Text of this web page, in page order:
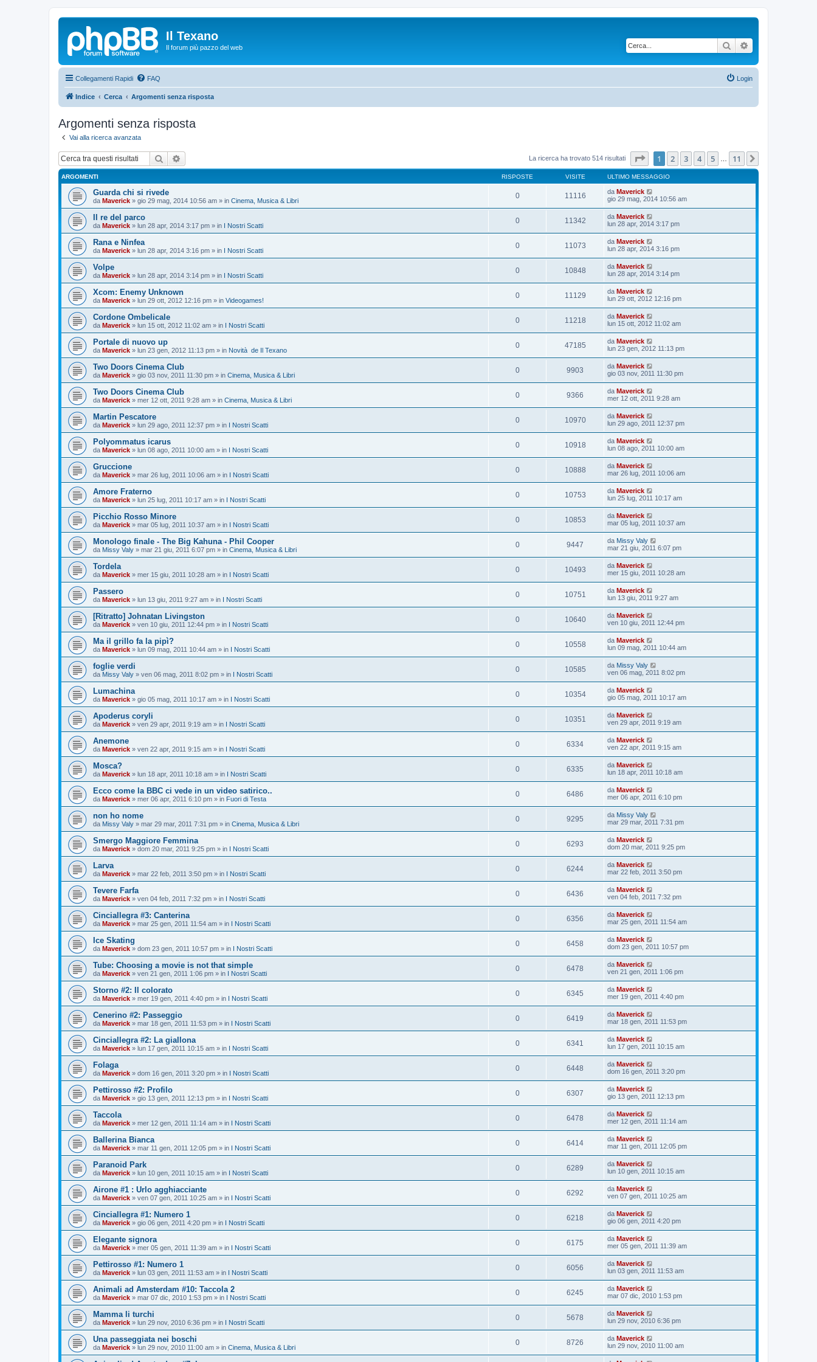
Il Texano
Il forum più pazzo del web Cerca
Collegamenti Rapidi FAQ Login
Indice Cerca Argomenti senza risposta
Argomenti senza risposta
Vai alla ricerca avanzata
Cerca La ricerca ha trovato 514 risultati Pagina1 di
1 2 3 4 5 11
ARGOMENTI RISPOSTE VISITE ULTIMO MESSAGGIO
Guarda chi si rivede
da Maverick » gio 29 mag, 2014 10:56 am » in Cinema, Musica & Libri
0 11116 da Maverick
gio 29 mag, 2014 10:56 am
Il re del parco
da Maverick » lun 28 apr, 2014 3:17 pm » in I Nostri Scatti
0 11342 da Maverick
lun 28 apr, 2014 3:17 pm
Rana e Ninfea
da Maverick » lun 28 apr, 2014 3:16 pm » in I Nostri Scatti
0 11073 da Maverick
lun 28 apr, 2014 3:16 pm
Volpe
da Maverick » lun 28 apr, 2014 3:14 pm » in I Nostri Scatti
0 10848 da Maverick
lun 28 apr, 2014 3:14 pm
Xcom: Enemy Unknown
da Maverick » lun 29 ott, 2012 12:16 pm » in Videogames!
0 11129 da Maverick
lun 29 ott, 2012 12:16 pm
Cordone Ombelicale
da Maverick » lun 15 ott, 2012 11:02 am » in I Nostri Scatti
0 11218 da Maverick
lun 15 ott, 2012 11:02 am
Portale di nuovo up
da Maverick » lun 23 gen, 2012 11:13 pm » in Novità de Il Texano
0 47185 da Maverick
lun 23 gen, 2012 11:13 pm
Two Doors Cinema Club
da Maverick » gio 03 nov, 2011 11:30 pm » in Cinema, Musica & Libri
0 9903 da Maverick
gio 03 nov, 2011 11:30 pm
Two Doors Cinema Club
da Maverick » mer 12 ott, 2011 9:28 am » in Cinema, Musica & Libri
0 9366 da Maverick
mer 12 ott, 2011 9:28 am
Martin Pescatore
da Maverick » lun 29 ago, 2011 12:37 pm » in I Nostri Scatti
0 10970 da Maverick
lun 29 ago, 2011 12:37 pm
Polyommatus icarus
da Maverick » lun 08 ago, 2011 10:00 am » in I Nostri Scatti
0 10918 da Maverick
lun 08 ago, 2011 10:00 am
Gruccione
da Maverick » mar 26 lug, 2011 10:06 am » in I Nostri Scatti
0 10888 da Maverick
mar 26 lug, 2011 10:06 am
Amore Fraterno
da Maverick » lun 25 lug, 2011 10:17 am » in I Nostri Scatti
0 10753 da Maverick
lun 25 lug, 2011 10:17 am
Picchio Rosso Minore
da Maverick » mar 05 lug, 2011 10:37 am » in I Nostri Scatti
0 10853 da Maverick
mar 05 lug, 2011 10:37 am
Monologo finale - The Big Kahuna - Phil Cooper
da Missy Valy » mar 21 giu, 2011 6:07 pm » in Cinema, Musica & Libri
0 9447 da Missy Valy
mar 21 giu, 2011 6:07 pm
Tordela
da Maverick » mer 15 giu, 2011 10:28 am » in I Nostri Scatti
0 10493 da Maverick
mer 15 giu, 2011 10:28 am
Passero
da Maverick » lun 13 giu, 2011 9:27 am » in I Nostri Scatti
0 10751 da Maverick
lun 13 giu, 2011 9:27 am
[Ritratto] Johnatan Livingston
da Maverick » ven 10 giu, 2011 12:44 pm » in I Nostri Scatti
0 10640 da Maverick
ven 10 giu, 2011 12:44 pm
Ma il grillo fa la pipì?
da Maverick » lun 09 mag, 2011 10:44 am » in I Nostri Scatti
0 10558 da Maverick
lun 09 mag, 2011 10:44 am
foglie verdi
da Missy Valy » ven 06 mag, 2011 8:02 pm » in I Nostri Scatti
0 10585 da Missy Valy
ven 06 mag, 2011 8:02 pm
Lumachina
da Maverick » gio 05 mag, 2011 10:17 am » in I Nostri Scatti
0 10354 da Maverick
gio 05 mag, 2011 10:17 am
Apoderus coryli
da Maverick » ven 29 apr, 2011 9:19 am » in I Nostri Scatti
0 10351 da Maverick
ven 29 apr, 2011 9:19 am
Anemone
da Maverick » ven 22 apr, 2011 9:15 am » in I Nostri Scatti
0 6334 da Maverick
ven 22 apr, 2011 9:15 am
Mosca?
da Maverick » lun 18 apr, 2011 10:18 am » in I Nostri Scatti
0 6335 da Maverick
lun 18 apr, 2011 10:18 am
Ecco come la BBC ci vede in un video satirico..
da Maverick » mer 06 apr, 2011 6:10 pm » in Fuori di Testa
0 6486 da Maverick
mer 06 apr, 2011 6:10 pm
non ho nome
da Missy Valy » mar 29 mar, 2011 7:31 pm » in Cinema, Musica & Libri
0 9295 da Missy Valy
mar 29 mar, 2011 7:31 pm
Smergo Maggiore Femmina
da Maverick » dom 20 mar, 2011 9:25 pm » in I Nostri Scatti
0 6293 da Maverick
dom 20 mar, 2011 9:25 pm
Larva
da Maverick » mar 22 feb, 2011 3:50 pm » in I Nostri Scatti
0 6244 da Maverick
mar 22 feb, 2011 3:50 pm
Tevere Farfa
da Maverick » ven 04 feb, 2011 7:32 pm » in I Nostri Scatti
0 6436 da Maverick
ven 04 feb, 2011 7:32 pm
Cinciallegra #3: Canterina
da Maverick » mar 25 gen, 2011 11:54 am » in I Nostri Scatti
0 6356 da Maverick
mar 25 gen, 2011 11:54 am
Ice Skating
da Maverick » dom 23 gen, 2011 10:57 pm » in I Nostri Scatti
0 6458 da Maverick
dom 23 gen, 2011 10:57 pm
Tube: Choosing a movie is not that simple
da Maverick » ven 21 gen, 2011 1:06 pm » in I Nostri Scatti
0 6478 da Maverick
ven 21 gen, 2011 1:06 pm
Storno #2: Il colorato
da Maverick » mer 19 gen, 2011 4:40 pm » in I Nostri Scatti
0 6345 da Maverick
mer 19 gen, 2011 4:40 pm
Cenerino #2: Passeggio
da Maverick » mar 18 gen, 2011 11:53 pm » in I Nostri Scatti
0 6419 da Maverick
mar 18 gen, 2011 11:53 pm
Cinciallegra #2: La giallona
da Maverick » lun 17 gen, 2011 10:15 am » in I Nostri Scatti
0 6341 da Maverick
lun 17 gen, 2011 10:15 am
Folaga
da Maverick » dom 16 gen, 2011 3:20 pm » in I Nostri Scatti
0 6448 da Maverick
dom 16 gen, 2011 3:20 pm
Pettirosso #2: Profilo
da Maverick » gio 13 gen, 2011 12:13 pm » in I Nostri Scatti
0 6307 da Maverick
gio 13 gen, 2011 12:13 pm
Taccola
da Maverick » mer 12 gen, 2011 11:14 am » in I Nostri Scatti
0 6478 da Maverick
mer 12 gen, 2011 11:14 am
Ballerina Bianca
da Maverick » mar 11 gen, 2011 12:05 pm » in I Nostri Scatti
0 6414 da Maverick
mar 11 gen, 2011 12:05 pm
Paranoid Park
da Maverick » lun 10 gen, 2011 10:15 am » in I Nostri Scatti
0 6289 da Maverick
lun 10 gen, 2011 10:15 am
Airone #1 : Urlo agghiacciante
da Maverick » ven 07 gen, 2011 10:25 am » in I Nostri Scatti
0 6292 da Maverick
ven 07 gen, 2011 10:25 am
Cinciallegra #1: Numero 1
da Maverick » gio 06 gen, 2011 4:20 pm » in I Nostri Scatti
0 6218 da Maverick
gio 06 gen, 2011 4:20 pm
Elegante signora
da Maverick » mer 05 gen, 2011 11:39 am » in I Nostri Scatti
0 6175 da Maverick
mer 05 gen, 2011 11:39 am
Pettirosso #1: Numero 1
da Maverick » lun 03 gen, 2011 11:53 am » in I Nostri Scatti
0 6056 da Maverick
lun 03 gen, 2011 11:53 am
Animali ad Amsterdam #10: Taccola 2
da Maverick » mar 07 dic, 2010 1:53 pm » in I Nostri Scatti
0 6245 da Maverick
mar 07 dic, 2010 1:53 pm
Mamma li turchi
da Maverick » lun 29 nov, 2010 6:36 pm » in I Nostri Scatti
0 5678 da Maverick
lun 29 nov, 2010 6:36 pm
Una passeggiata nei boschi
da Maverick » lun 29 nov, 2010 11:00 am » in Cinema, Musica & Libri
0 8726 da Maverick
lun 29 nov, 2010 11:00 am